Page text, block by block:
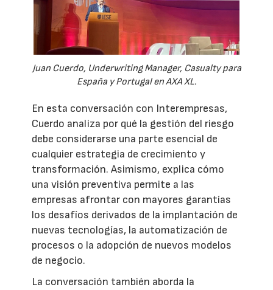
Juan Cuerdo, Underwriting Manager, Casualty para
España y Portugal en AXA XL.
En esta conversación con Interempresas,
Cuerdo analiza por qué la gestión del riesgo
debe considerarse una parte esencial de
cualquier estrategia de crecimiento y
transformación. Asimismo, explica cómo
una visión preventiva permite a las
empresas afrontar con mayores garantías
los desafíos derivados de la implantación de
nuevas tecnologías, la automatización de
procesos o la adopción de nuevos modelos
de negocio.
La conversación también aborda la